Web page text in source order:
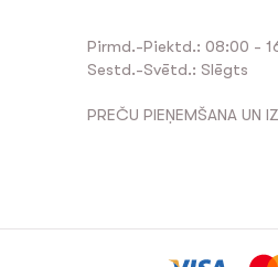
Pirmd.-Piektd.: 08:00 -
Sestd.-Svētd.: Slēgts
PREČU PIEŅEMŠANA UN